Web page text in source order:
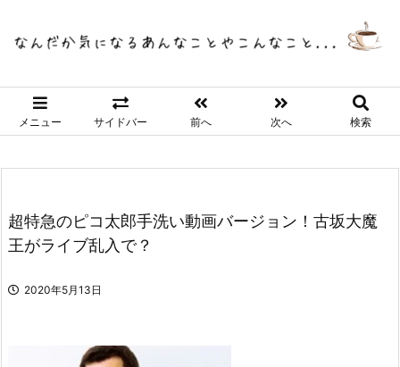
メニュー サイドバー 前へ 次へ 検索
超特急のピコ太郎手洗い動画バージョン！古坂大魔
王がライブ乱入で？
2020年5月13日